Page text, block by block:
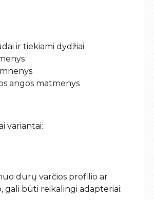
ir tiekiami dydžiai
angos matmenys
variantai:
durų varčios profilio ar
gali būti reikalingi adapteriai: